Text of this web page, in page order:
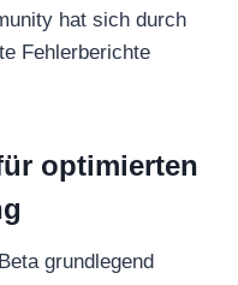
hat sich durch
Fehlerberichte
optimierten
grundlegend